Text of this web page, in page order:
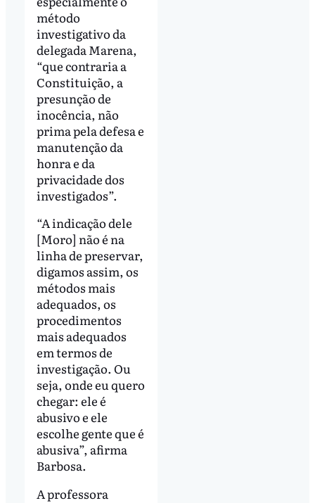
método
investigativo da
delegada Marena,
“que contraria a
Constituição, a
presunção de
inocência, não
prima pela defesa e
manutenção da
honra e da
privacidade dos
investigados”.
“A indicação dele
[Moro] não é na
linha de preservar,
digamos assim, os
métodos mais
adequados, os
procedimentos
mais adequados
em termos de
investigação. Ou
seja, onde eu quero
chegar: ele é
abusivo e ele
escolhe gente que é
abusiva”, afirma
Barbosa.
A professora